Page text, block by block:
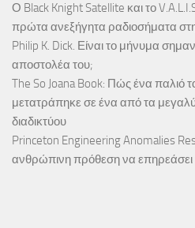
Ο Black Knight Satellite και το
πρώτα ανεξήγητα ραδιοσήματα
Philip K. Dick. Είναι το μήνυμα
αποστολέα του;
The So Joana Book: Πώς ένα παλιό
μετατράπηκε σε ένα από τα
διαδικτύου
Princeton Engineering Anomalies
ανθρώπινη πρόθεση να επηρεάσει